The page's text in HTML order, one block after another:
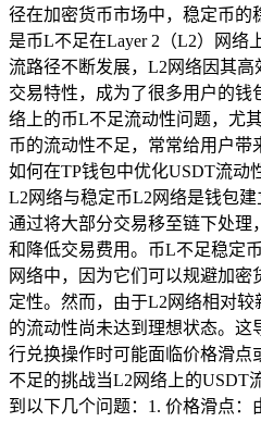
径在加密货币市场中，稳定币
是币L不足在Layer 2（L2）网络
流路径不断发展，L2网络因其
交易特性，成为了很多用户的钱
络上的币L不足流动性问题，尤
币的流动性不足，常常给用户
如何在TP钱包中优化USDT流动
L2网络与稳定币L2网络是钱包建
通过将大部分交易移至链下处理
和降低交易费用。币L不足稳定
网络中，因为它们可以规避加
定性。然而，由于L2网络相对
的流动性尚未达到理想状态。
行兑换操作时可能面临价格滑点
不足的挑战当L2网络上的USDT
到以下几个问题：1. 价格滑点